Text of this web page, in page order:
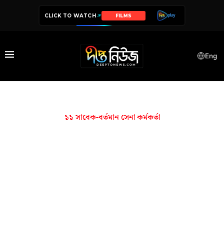
CLICK TO WATCH FILMS
Eng
১১ সাবেক-বর্তমান সেনা কর্মকর্তা